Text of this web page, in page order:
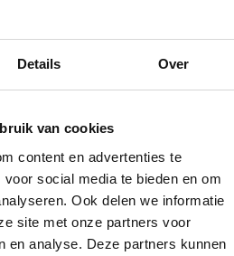
Details Over
van cookies
content en advertenties te
social media te bieden en om
Ook delen we informatie
site met onze partners voor
en analyse. Deze partners kunnen
pallet) & 2.700 mm is
pallet)
op maat nodig?
je helpen!